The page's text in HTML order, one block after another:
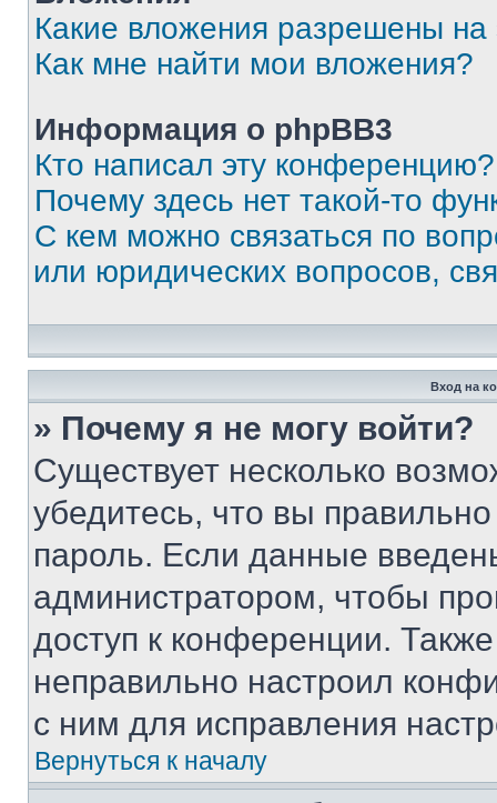
Какие вложения разрешены
Как мне найти мои вложения?
Информация о phpBB3
Кто написал эту конференцию?
Почему здесь нет такой-то
С кем можно связаться по
или юридических вопросов,
Вход на
» Почему я не могу войти?
Существует несколько
убедитесь, что вы
пароль. Если данные
администратором, чтобы
доступ к конференции.
неправильно настроил
с ним для исправления
Вернуться к началу